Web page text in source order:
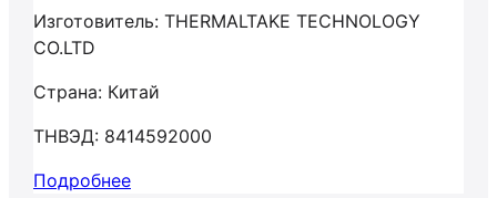
Изготовитель: THERMALTAKE TECHNOLOGY
CO.LTD
Страна: Китай
ТНВЭД: 8414592000
Подробнее